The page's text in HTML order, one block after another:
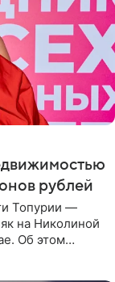
рублей
Топурии —
на Николиной
Об этом